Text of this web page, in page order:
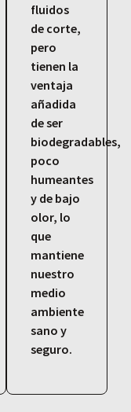
fluidos
de corte,
pero
tienen la
ventaja
añadida
de ser
biodegradables,
poco
humeantes
y de bajo
olor, lo
que
mantiene
nuestro
medio
ambiente
sano y
seguro.